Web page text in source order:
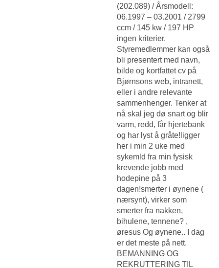
(202.089) / Årsmodell:
06.1997 – 03.2001 / 2799
ccm / 145 kw / 197 HP
ingen kriterier.
Styremedlemmer kan også
bli presentert med navn,
bilde og kortfattet cv på
Bjørnsons web, intranett,
eller i andre relevante
sammenhenger. Tenker at
nå skal jeg dø snart og blir
varm, redd, får hjertebank
og har lyst å gråte!ligger
her i min 2 uke med
sykemld fra min fysisk
krevende jobb med
hodepine på 3
dagen!smerter i øynene (
nærsynt), virker som
smerter fra nakken,
bihulene, tennene? ,
øresus Og øynene.. I dag
er det meste på nett.
BEMANNING OG
REKRUTTERING TIL